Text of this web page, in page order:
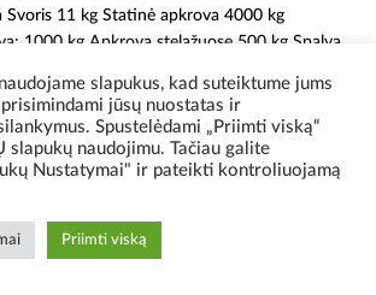
Svoris 11 kg Statinė apkrova 4000 kg
1000 kg Apkrova stelažuose 500 kg Spalva
>
slapukus, kad suteiktume jums
jūsų nuostatas ir
Spustelėdami „Priimti viską“
slapukų naudojimu. Tačiau galite
Nustatymai" ir pateikti kontroliuojamą
Priimti viską